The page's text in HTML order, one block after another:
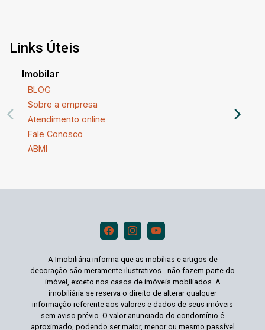
Links Úteis
Imobilar
BLOG
Sobre a empresa
Atendimento online
Fale Conosco
ABMI
A Imobiliária informa que as mobílias e artigos de
decoração são meramente ilustrativos - não fazem parte do
imóvel, exceto nos casos de imóveis mobiliados. A
imobiliária se reserva o direito de alterar qualquer
informação referente aos valores e dados de seus imóveis
sem aviso prévio. O valor anunciado do condomínio é
aproximado, podendo ser maior, menor ou mesmo passível